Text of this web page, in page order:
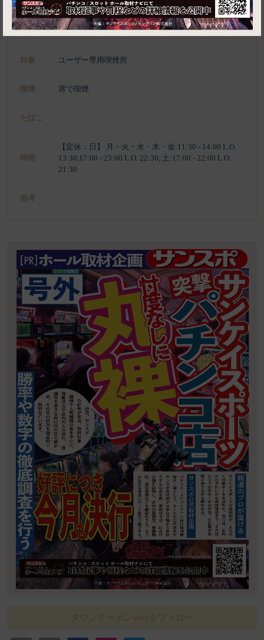
電話 050-5600-1608
種別 ユーザー専用喫煙所、喫煙可能施設
対象 ユーザー専用喫煙所
喫煙 席で喫煙
たばこ
時間
【定休：日】 月・火・水・木・金:11:30 - 14:00 L.O.
13:30,17:00 - 23:00 L.O. 22:30, 土:17:00 - 22:00 L.O.
21:30
備考